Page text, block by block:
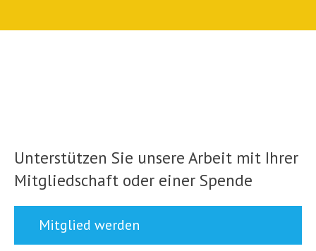
Unterstützen Sie unsere Arbeit mit Ihrer
Mitgliedschaft oder einer Spende
Mitglied werden